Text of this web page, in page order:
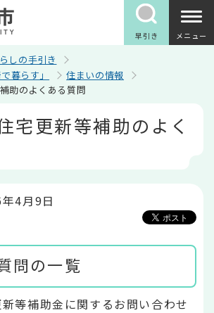
早引き メニュー
しの手引き
暮らす」
住まいの情報
助のよくある質問
宅更新等補助のよく
4月9日
問の一覧
等補助金に関するお問い合わせ